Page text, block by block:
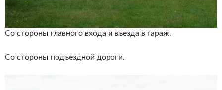
Со стороны главного входа и въезда в гараж.
Со стороны подъездной дороги.